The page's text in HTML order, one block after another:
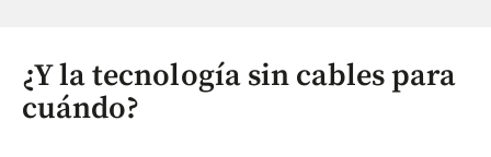
¿Y la tecnología sin cables para
cuándo?